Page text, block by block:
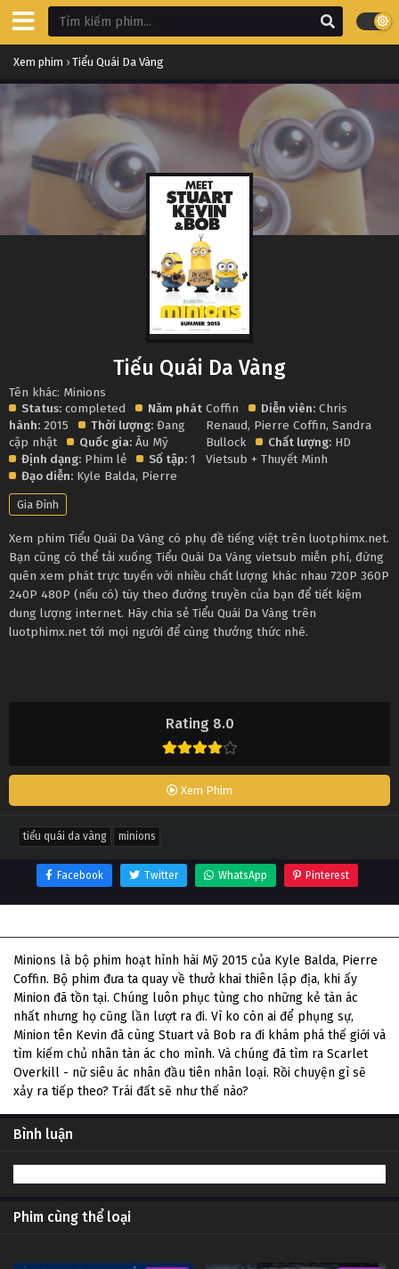
Xem phim › Tiểu Quái Da Vàng
Rating 8.0
Xem Phim
Tiểu Quái Da Vàng
Tên khác: Minions
Status: completed
Năm phát
hành: 2015 Thời lượng: Đang
cập nhật
Quốc gia: Âu Mỹ
Định dạng: Phim lẻ Số tập: 1
Đạo diễn: Kyle Balda, Pierre
Coffin Diễn viên: Chris
Renaud, Pierre Coffin,Sandra
Bullock
Chất lượng:
Vietsub + Thuyết Minh
Gia Đình
Xem phim Tiểu Quái Da Vàng có phụ đề tiếng việt trên luotphimx.net.
Bạn cũng có thể tải xuống Tiểu Quái Da Vàng vietsub miễn phí, đừng
quên xem phát trực tuyến với nhiều chất lượng khác nhau 720P 360P
240P 480P (nếu có) tùy theo đường truyền của bạn để tiết kiệm
dung lượng internet. Hãy chia sẻ Tiểu Quái Da Vàng trên
luotphimx.net tới mọi người để cùng thưởng thức nhé.
tiểu quái da vàng minions
Facebook Twitter WhatsApp Pinterest
Minions là bộ phim hoạt hình hài Mỹ 2015 của Kyle Balda, Pierre
Coffin. Bộ phim đưa ta quay về thưở khai thiên lập địa, khi ấy
Minion đã tồn tại. Chúng luôn phục tùng cho những kẻ tàn ác
nhất nhưng họ cũng lần lượt ra đi. Vì ko còn ai để phụng sự,
Minion tên Kevin đã cùng Stuart và Bob ra đi khám phá thế giới và
tìm kiếm chủ nhân tàn ác cho mình. Và chúng đã tìm ra Scarlet
Overkill - nữ siêu ác nhân đầu tiên nhân loại. Rồi chuyện gì sẽ
xảy ra tiếp theo? Trái đất sẽ như thế nào?
Bình luận
Phim cùng thể loại